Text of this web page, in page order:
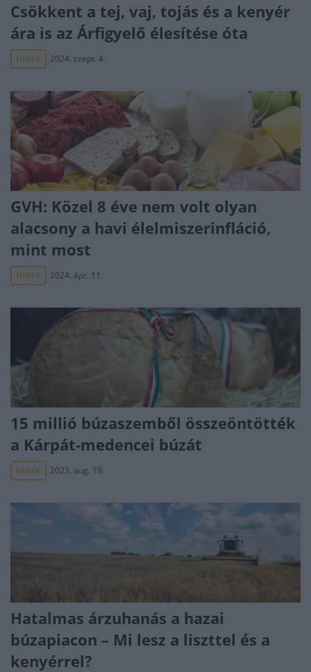
Csökkent a tej, vaj, tojás és a kenyér
ára is az Árfigyelő élesítése óta
HÍREK 2024. szept. 4.
GVH: Közel 8 éve nem volt olyan
alacsony a havi élelmiszerinfláció,
mint most
HÍREK 2024. ápr. 11.
15 millió búzaszemből összeöntötték
a Kárpát-medencei búzát
HÍREK 2023. aug. 19.
Hatalmas árzuhanás a hazai
búzapiacon – Mi lesz a liszttel és a
kenyérrel?